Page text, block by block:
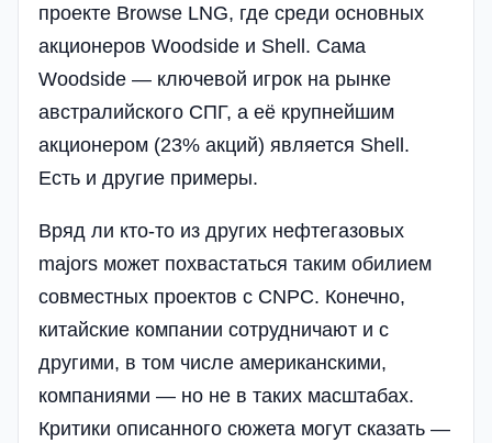
проекте Browse LNG, где среди основных
акционеров Woodside и Shell. Сама
Woodside — ключевой игрок на рынке
австралийского СПГ, а её крупнейшим
акционером (23% акций) является Shell.
Есть и другие примеры.
Вряд ли кто-то из других нефтегазовых
majors может похвастаться таким обилием
совместных проектов с CNPC. Конечно,
китайские компании сотрудничают и с
другими, в том числе американскими,
компаниями — но не в таких масштабах.
Критики описанного сюжета могут сказать —